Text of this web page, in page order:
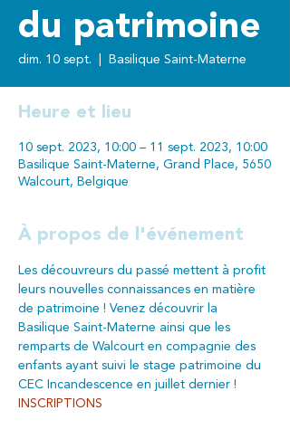
du patrimoine
dim. 10 sept. Basilique Saint-Materne
Heure et lieu
10 sept. 2023, 10:00 – 11 sept. 2023, 10:00
Basilique Saint-Materne, Grand Place, 5650
Walcourt, Belgique
À propos de l'événement
Les découvreurs du passé mettent à profit
leurs nouvelles connaissances en matière
de patrimoine ! Venez découvrir la
Basilique Saint-Materne ainsi que les
remparts de Walcourt en compagnie des
enfants ayant suivi le stage patrimoine du
CEC Incandescence en juillet dernier !
INSCRIPTIONS